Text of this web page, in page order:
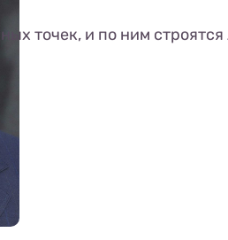
точек, и по ним